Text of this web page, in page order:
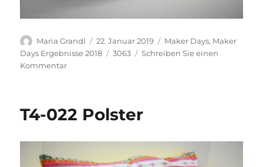
Autor
Maria Grandl
Veröffentlicht
am
22. Januar 2019 Kategorien
Maker Days, Maker
Days Ergebnisse 2018
Schlagwörter
3063
Schreiben Sie einen
Kommentarzu
T4-022 Polster